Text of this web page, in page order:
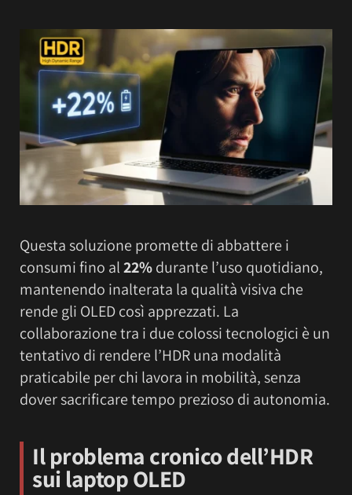
Questa soluzione promette di abbattere i
consumi fino al22%durante l’uso quotidiano,
mantenendo inalterata la qualità visiva che
rende gli OLED così apprezzati. La
collaborazione tra i due colossi tecnologici è un
tentativo di rendere l’HDR una modalità
praticabile per chi lavora in mobilità, senza
dover sacrificare tempo prezioso di autonomia.
Il problema cronico dell’HDR
sui laptop OLED